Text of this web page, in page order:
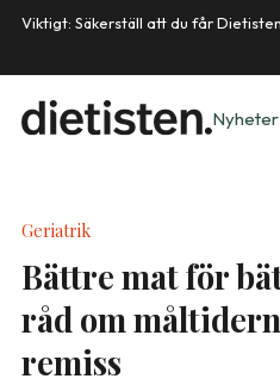
Viktigt: Säkerställ att du får
Nyheter
Geriatrik
Bättre mat för
råd om
remiss